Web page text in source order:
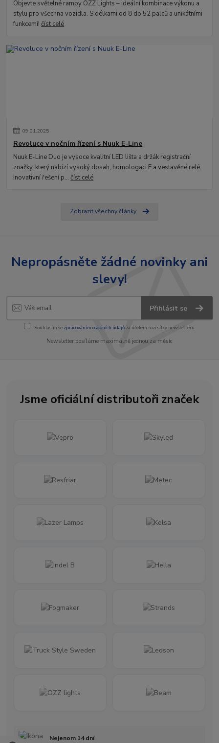
Objevte světelné rampy OZZ Lights – ideální kombinace výkonu a
stylu pro všechna vozidla. S délkami od 8 do 52 palců a unikátními
funkcemi!číst celé
09.01.2025
Revoluce v nočním řízení s Nuuk E-Line
Nuuk E-Line Duo je vysoce kvalitní LED lišta a držák registrační
značky, který nabízí vysoký dosah, homologaci E a vestavěné relé.
Inovativní řešení p...číst celé
Zobrazit všechny články
Nepropásněte žádné novinky ani
slevy!
Přihlásit se
Souhlasím se zpracováním osobních údajůza účelem rozesílky newsletteru.
Newsletter posíláme maximálně jednou za měsíc
Jsme oficiální distributoři značek
Nejenom 14 dní